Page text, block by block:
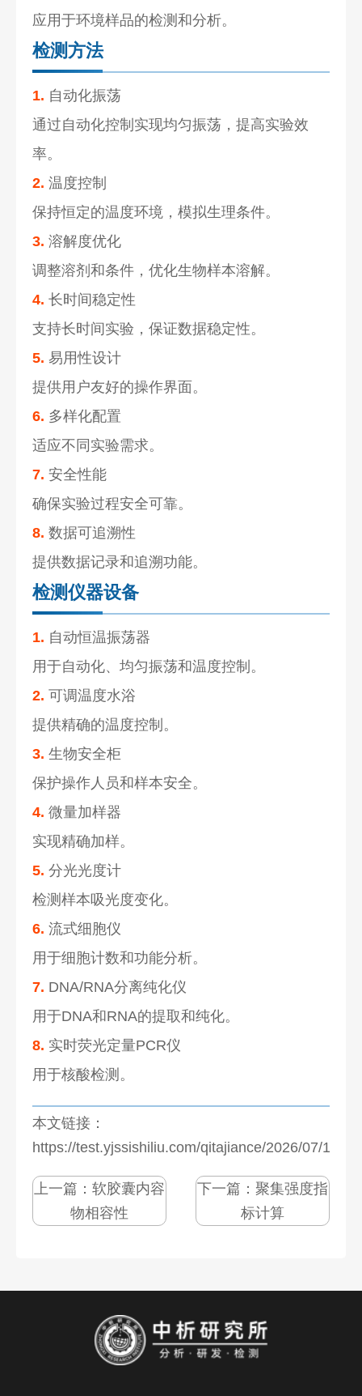
应用于环境样品的检测和分析。
检测方法
1. 自动化振荡
通过自动化控制实现均匀振荡，提高实验效
率。
2. 温度控制
保持恒定的温度环境，模拟生理条件。
3. 溶解度优化
调整溶剂和条件，优化生物样本溶解。
4. 长时间稳定性
支持长时间实验，保证数据稳定性。
5. 易用性设计
提供用户友好的操作界面。
6. 多样化配置
适应不同实验需求。
7. 安全性能
确保实验过程安全可靠。
8. 数据可追溯性
提供数据记录和追溯功能。
检测仪器设备
1. 自动恒温振荡器
用于自动化、均匀振荡和温度控制。
2. 可调温度水浴
提供精确的温度控制。
3. 生物安全柜
保护操作人员和样本安全。
4. 微量加样器
实现精确加样。
5. 分光光度计
检测样本吸光度变化。
6. 流式细胞仪
用于细胞计数和功能分析。
7. DNA/RNA分离纯化仪
用于DNA和RNA的提取和纯化。
8. 实时荧光定量PCR仪
用于核酸检测。
本文链接：
https://test.yjssishiliu.com/qitajiance/2026/07/
上一篇： 软胶囊内容
物相容性
下一篇：聚集强度指
标计算